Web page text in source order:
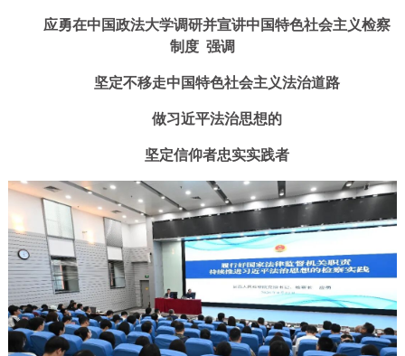
应勇在中国政法大学调研并宣讲中国特色社会主义检察
制度 强调
坚定不移走中国特色社会主义法治道路
做习近平法治思想的
坚定信仰者忠实实践者